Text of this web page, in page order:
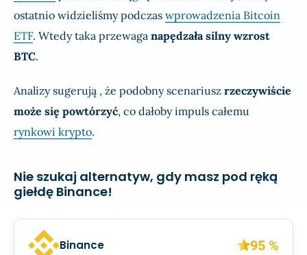
ostatnio widzieliśmy podczas wprowadzenia Bitcoin
ETF. Wtedy taka przewaga napędzała silny wzrost
BTC.
Analizy sugerują , że podobny scenariusz rzeczywiście
może się powtórzyć, co dałoby impuls całemu
rynkowi krypto.
Nie szukaj alternatyw, gdy masz pod ręką
giełdę Binance!
Binance 95 %